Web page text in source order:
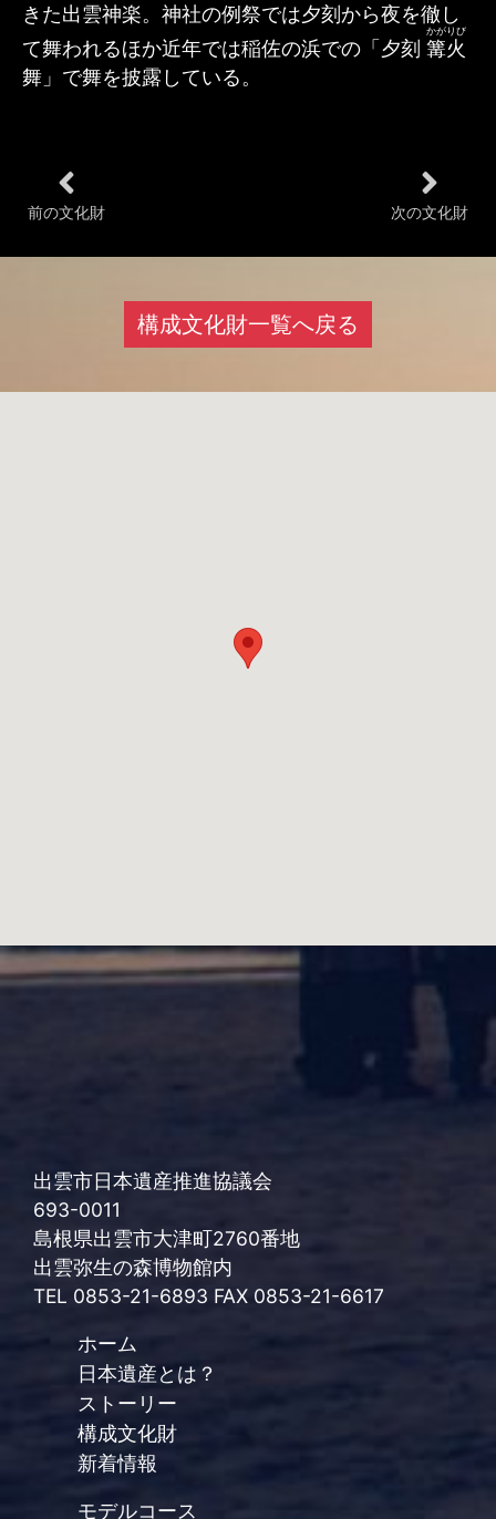
きた出雲神楽。神社の例祭では夕刻から夜を徹し
て舞われるほか近年では稲佐の浜での「夕刻 篝火
かがりび
舞」で舞を披露している。
前の文化財 次の文化財
構成文化財一覧へ戻る
出雲市日本遺産推進協議会
693-0011
島根県出雲市大津町2760番地
出雲弥生の森博物館内
TEL 0853-21-6893 FAX 0853-21-6617
ホーム
日本遺産とは？
ストーリー
構成文化財
新着情報
モデルコース